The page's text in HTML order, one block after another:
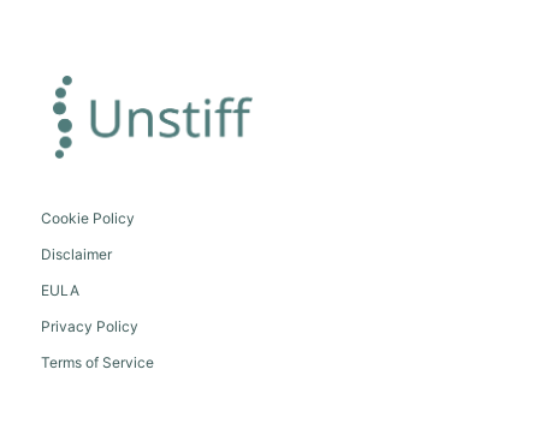
Cookie Policy
Disclaimer
EULA
Privacy Policy
Terms of Service